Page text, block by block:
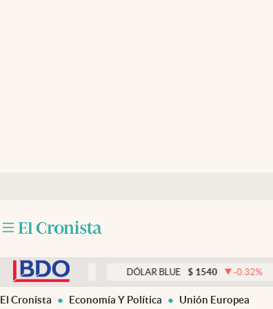
Otras secciones
0.33% DÓLAR BLUE $ 1540 -0.32
El Cronista Economía Y Política Unión Europea